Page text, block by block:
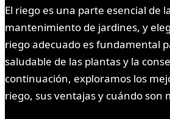
El riego es una parte esencial de
mantenimiento de jardines, y
riego adecuado es fundamental
saludable de las plantas y la
continuación, exploramos los
riego, sus ventajas y cuándo son